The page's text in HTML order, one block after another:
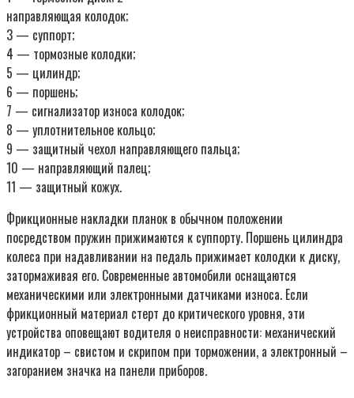
направляющая колодок;
3 — суппорт;
4 — тормозные колодки;
5 — цилиндр;
6 — поршень;
7 — сигнализатор износа колодок;
8 — уплотнительное кольцо;
9 — защитный чехол направляющего пальца;
10 — направляющий палец;
11 — защитный кожух.
Фрикционные накладки планок в обычном положении
посредством пружин прижимаются к суппорту. Поршень цилиндра
колеса при надавливании на педаль прижимает колодки к диску,
затормаживая его. Современные автомобили оснащаются
механическими или электронными датчиками износа. Если
фрикционный материал стерт до критического уровня, эти
устройства оповещают водителя о неисправности: механический
индикатор – свистом и скрипом при торможении, а электронный –
загоранием значка на панели приборов.